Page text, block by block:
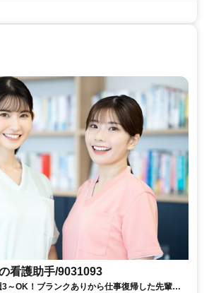
看護助手/9031093
～OK！ブランクありから仕事復帰した先輩や